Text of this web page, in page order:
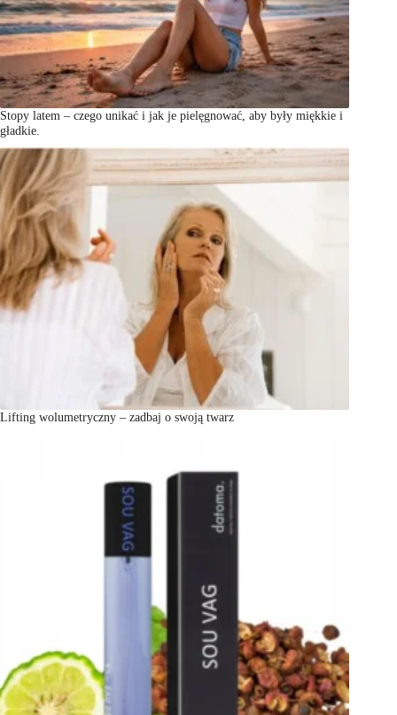
Stopy latem – czego unikać i jak je pielęgnować, aby były miękkie i
gładkie.
Lifting wolumetryczny – zadbaj o swoją twarz